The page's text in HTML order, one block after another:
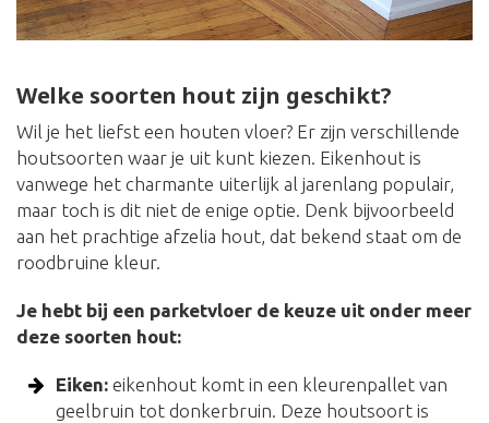
Welke soorten hout zijn geschikt?
Wil je het liefst een houten vloer? Er zijn verschillende
houtsoorten waar je uit kunt kiezen. Eikenhout is
vanwege het charmante uiterlijk al jarenlang populair,
maar toch is dit niet de enige optie. Denk bijvoorbeeld
aan het prachtige afzelia hout, dat bekend staat om de
roodbruine kleur.
Je hebt bij een parketvloer de keuze uit onder meer
deze soorten hout:
Eiken: eikenhout komt in een kleurenpallet van
geelbruin tot donkerbruin. Deze houtsoort is